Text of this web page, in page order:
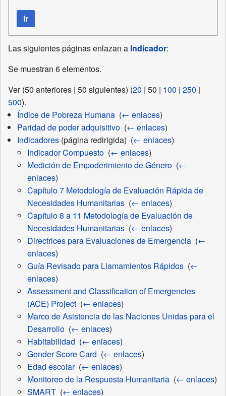
Ir
Las siguientes páginas enlazan a Indicador:
Se muestran 6 elementos.
Ver (50 anteriores | 50 siguientes) (20 | 50 | 100 | 250 |
500).
Índice de Pobreza Humana‎ (← enlaces)
Paridad de poder adquisitivo‎ (← enlaces)
Indicadores(página redirigida) ‎ (← enlaces)
Indicador Compuesto‎ (← enlaces)
Medición de Empoderimiento de Género‎ (←
enlaces)
Capítulo 7 Metodología de Evaluación Rápida de
Necesidades Humanitarias‎ (← enlaces)
Capítulo 8 a 11 Metodología de Evaluación de
Necesidades Humanitarias‎ (← enlaces)
Directrices para Evaluaciones de Emergencia‎ (←
enlaces)
Guía Revisado para Llamamientos Rápidos‎ (←
enlaces)
Assessment and Classification of Emergencies
(ACE) Project‎ (← enlaces)
Marco de Asistencia de las Naciones Unidas para el
Desarrollo‎ (← enlaces)
Habitabilidad (← enlaces)
Gender Score Card (← enlaces)
Edad escolar‎ (← enlaces)
Monitoreo de la Respuesta Humanitaria‎ (← enlaces)
SMART‎ (← enlaces)